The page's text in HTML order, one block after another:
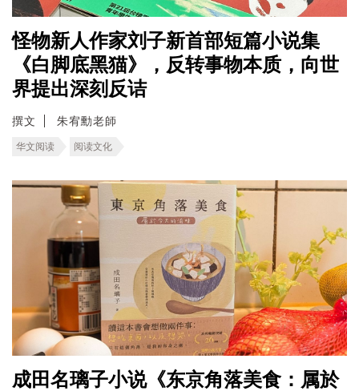
怪物新人作家刘子新首部短篇小说集
《白脚底黑猫》，反转事物本质，向世
界提出深刻反诘
撰文 朱宥勳老師
华文阅读 阅读文化
成田名璃子小说《东京角落美食：属於